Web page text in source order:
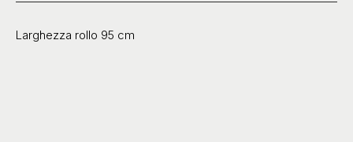
Larghezza rollo 95 cm